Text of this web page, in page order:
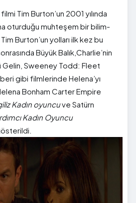
Tim Burton’un 2001 yılında
oturduğu muhteşem bir bilim-
Burton’un yolları ilk kez bu
Büyük Balık,Charlie’nin
Gelin, Sweeney Todd: Fleet
gibi filmlerinde Helena’yı
Bonham Carter Empire
Kadın oyuncuve Satürn
Kadın Oyuncu